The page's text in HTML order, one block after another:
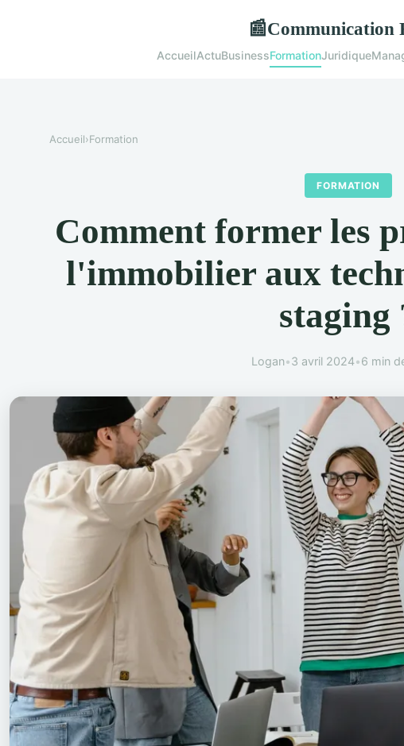
📰Communication
AccueilActuBusinessFormationJuridique
Accueil›Formation
FORMATION
Comment former les
l'immobilier aux
staging
Logan•3 avril 2024•6 min